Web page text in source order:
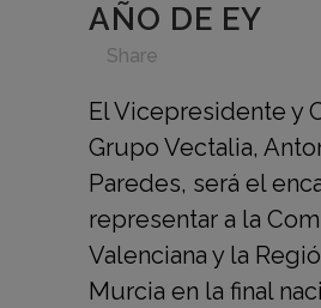
AÑO DE EY
Share
El Vicepresidente y
Grupo Vectalia,
Paredes, será el
representar a la
Valenciana y la
Murcia en la final